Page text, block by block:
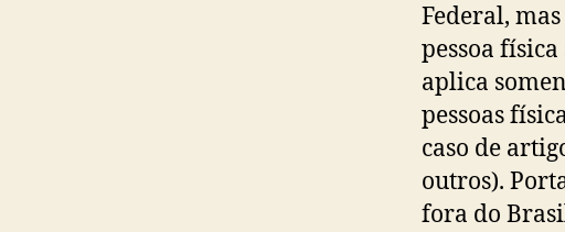
Federal,
pessoa
aplica
pessoas
caso de
outros).
fora do